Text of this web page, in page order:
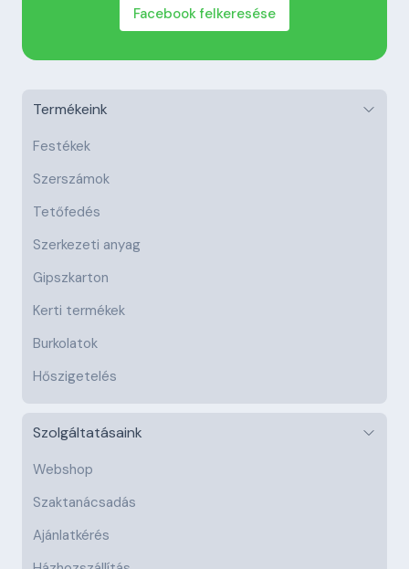
Facebook felkeresése
Termékeink
Festékek
Szerszámok
Tetőfedés
Szerkezeti anyag
Gipszkarton
Kerti termékek
Burkolatok
Hőszigetelés
Szolgáltatásaink
Webshop
Szaktanácsadás
Ajánlatkérés